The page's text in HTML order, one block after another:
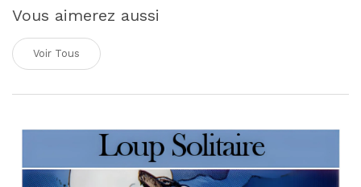
Vous aimerez aussi
Voir Tous